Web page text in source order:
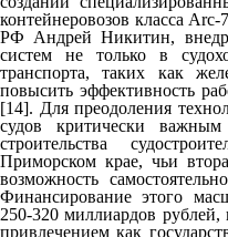
контейнеровозов класса
РФ Андрей Никитин,
систем не только в
транспорта, таких как
повысить эффективность
[14]. Для преодоления
судов критически важным
строительства
Приморском крае, чьи
возможность
Финансирование этого
250-320 миллиардов
привлечением как